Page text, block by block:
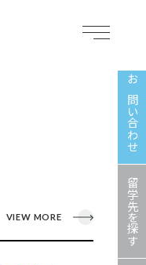
お問い合わせ
留学先を探す
VIEW MORE